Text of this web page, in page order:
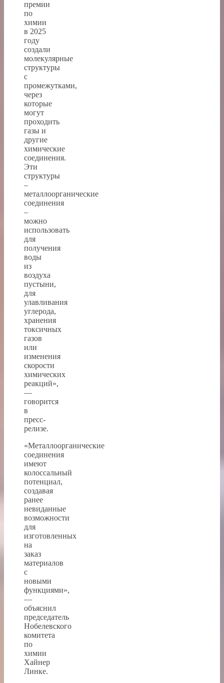
премии
по
химии
в 2025
году
создали
молекулярные
структуры
с
промежутками,
через
которые
могут
проходить
газы и
другие
химические
соединения.
Эти
структуры
–
металлоорганические
соединения
–
можно
использовать
для
получения
воды
из
воздуха
пустыни,
для
улавливания
углерода,
хранения
токсичных
газов
или
изменения
скорости
химических
реакций»,
—
говорится
в
пресс-
релизе.
«Металлоорганические
соединения
имеют
колоссальный
потенциал,
создавая
ранее
невиданные
возможности
для
изготовленных
на
заказ
материалов
с
новыми
функциями»,
—
объяснил
председатель
Нобелевского
комитета
по
химии
Хайнер
Линке.